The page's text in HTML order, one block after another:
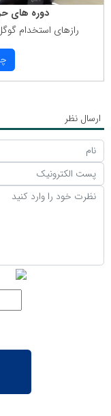
دوره های
رازهای استخدام
ارسال نظر